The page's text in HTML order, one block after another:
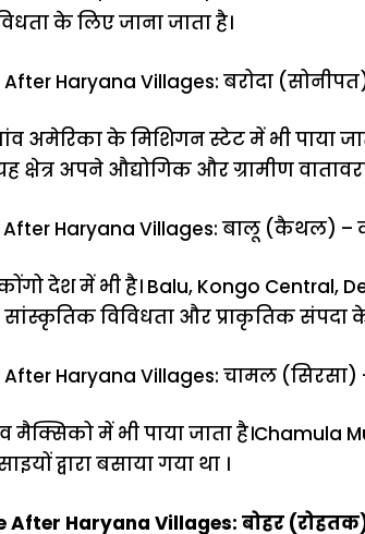
के लिए जाना जाता है।
After Haryana Villages: बरोदा
अमेरिका के मिशिगन स्टेट में भी पाया
क्षेत्र अपने औद्योगिक और ग्रामीण
After Haryana Villages: बालू (कैथल) –
देश में भी है। Balu, Kongo Central,
सांस्कृतिक विविधता और प्राकृतिक संपदा
After Haryana Villages: चामल
मैक्सिको में भी पाया जाता है।Chamula
द्वारा बसाया गया था ।
After Haryana Villages: बोहर